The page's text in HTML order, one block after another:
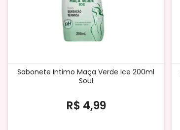
Sabonete Intimo Maça Verde Ice 200ml
Soul
R$ 4,99